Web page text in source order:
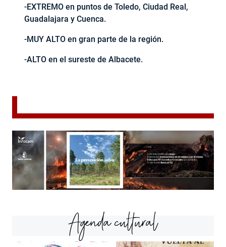
-EXTREMO en puntos de Toledo, Ciudad Real,
Guadalajara y Cuenca.
-MUY ALTO en gran parte de la región.
-ALTO en el sureste de Albacete.
Agenda cultural